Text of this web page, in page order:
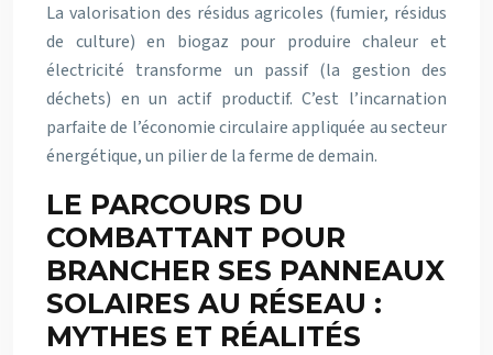
La valorisation des résidus agricoles (fumier, résidus
de culture) en biogaz pour produire chaleur et
électricité transforme un passif (la gestion des
déchets) en un actif productif. C’est l’incarnation
parfaite de l’économie circulaire appliquée au secteur
énergétique, un pilier de la ferme de demain.
LE PARCOURS DU
COMBATTANT POUR
BRANCHER SES PANNEAUX
SOLAIRES AU RÉSEAU :
MYTHES ET RÉALITÉS